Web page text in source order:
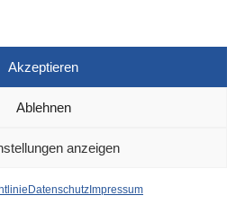
Akzeptieren
Ablehnen
anzeigen
Datenschutz Impressum